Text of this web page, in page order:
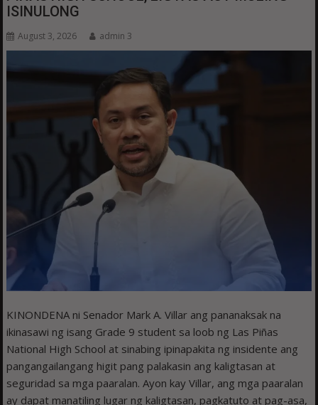
ISINULONG
August 3, 2026 admin 3
KINONDENA ni Senador Mark A. Villar ang pananaksak na
ikinasawi ng isang Grade 9 student sa loob ng Las Piñas
National High School at sinabing ipinapakita ng insidente ang
pangangailangang higit pang palakasin ang kaligtasan at
seguridad sa mga paaralan. Ayon kay Villar, ang mga paaralan
ay dapat manatiling lugar ng kaligtasan, pagkatuto at pag-asa,